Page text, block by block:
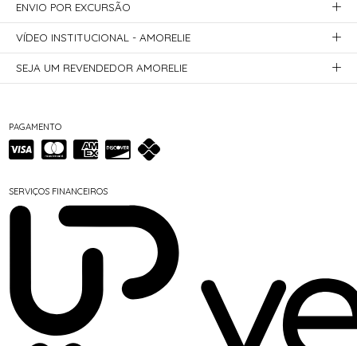
PAGAMENTO
SERVIÇOS FINANCEIROS
ENVIO POR EXCURSÃO
VÍDEO INSTITUCIONAL - AMORELIE
SEJA UM REVENDEDOR AMORELIE